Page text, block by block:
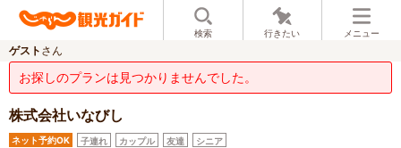
検索 行きたい メニュー
ゲスト さん
お探しのプランは見つかりませんでした。
株式会社いなびし
ネット予約OK 子連れ カップル 友達 シニア